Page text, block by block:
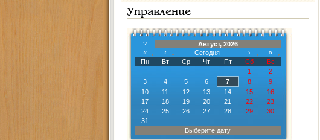
Управление
?
Август, 2026
«
‹ Сегодня ›
»
Пн
Вт Ср Чт Пт Сб
Вс
1
2
3
4 5 6 7 8
9
10
11 12 13 14 15
16
17
18 19 20 21 22
23
24
25 26 27 28 29
30
31
Выберите дату